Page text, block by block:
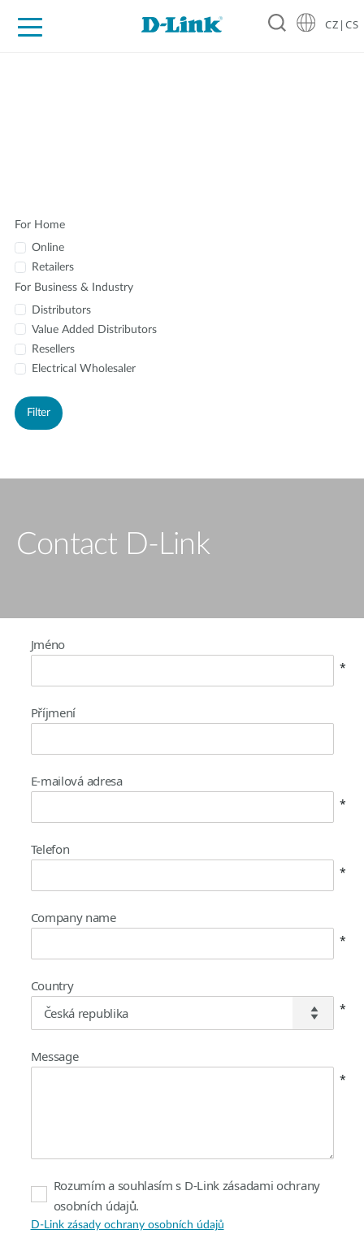
CZ|CS
For Home
Online
Retailers
For Business & Industry
Distributors
Value Added Distributors
Resellers
Electrical Wholesaler
Filter
Contact D-Link
Jméno
Příjmení
E-mailová adresa
Telefon
Company name
Country
Message
Rozumím a souhlasím s D-Link zásadami ochrany
osobních údajů.
D-Link zásady ochrany osobních údajů